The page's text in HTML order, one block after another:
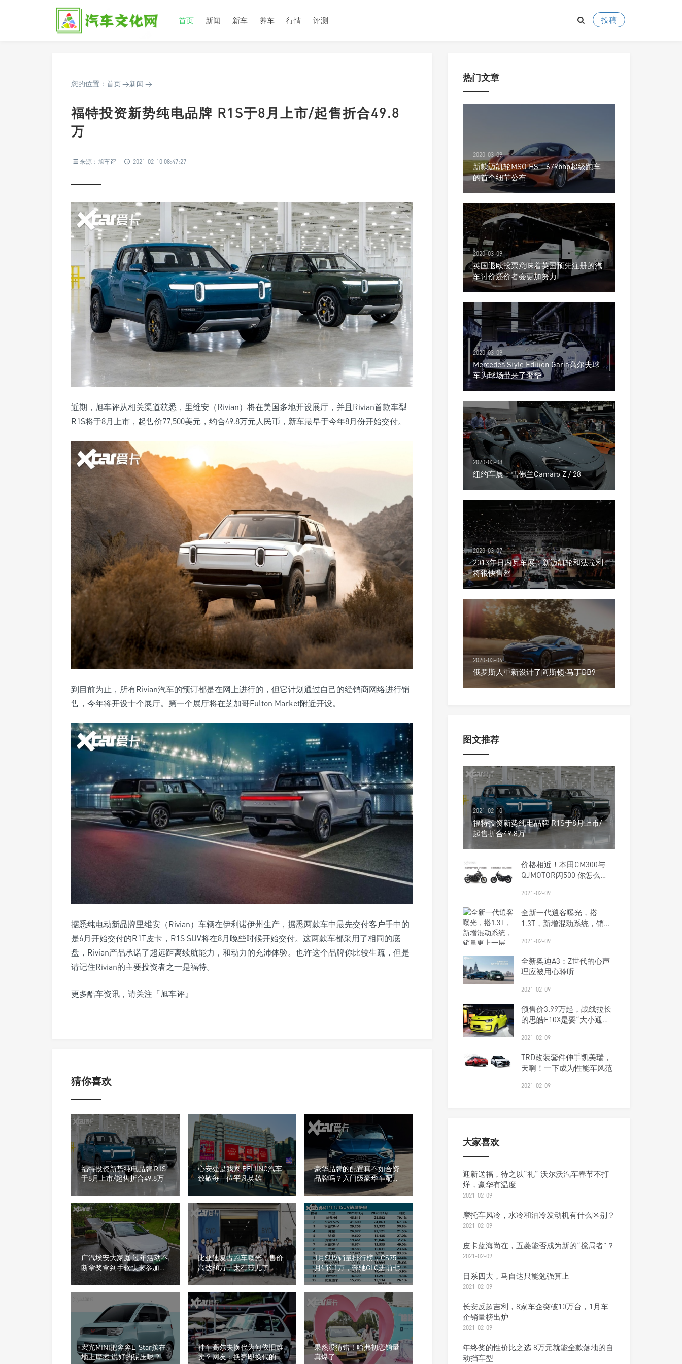
首页 新闻 新车 养车 行情 评测 投稿
您的位置： 首页>新闻 >
福特投资新势纯电品牌 R1S于8月上市/起售折合49.8
万
来源：旭车评 2021-02-10 08:47:27
近期，旭车评从相关渠道获悉，里维安（Rivian）将在美国多地开设展厅，并且Rivian首款车型
R1S将于8月上市，起售价77,500美元，约合49.8万元人民币，新车最早于今年8月份开始交付。
到目前为止，所有Rivian汽车的预订都是在网上进行的，但它计划通过自己的经销商网络进行销
售，今年将开设十个展厅。第一个展厅将在芝加哥Fulton Market附近开设。
据悉纯电动新品牌里维安（Rivian）车辆在伊利诺伊州生产，据悉两款车中最先交付客户手中的
是6月开始交付的R1T皮卡，R1S SUV将在8月晚些时候开始交付。这两款车都采用了相同的底
盘，Rivian产品承诺了超远距离续航能力，和动力的充沛体验。也许这个品牌你比较生疏，但是
请记住Rivian的主要投资者之一是福特。
更多酷车资讯，请关注『旭车评』
猜你喜欢
福特投资新势纯电品牌 R1S
于8月上市/起售折合49.8万
心安处是我家 BEIJING汽车
致敬每一位平凡英雄
豪华品牌的配置真不如合资
品牌吗？入门级豪华车配置
全面分析
广汽埃安大家庭 过年活动不
断拿奖拿到手软快来参加
吧！
比亚迪复古跑车曝光，售价
高达60万，太有范儿了
1月SUV销量排行榜，CS75
月销4.1万，奔驰GLC进前七
宏光MINI把奔奔E-Star按在
地上摩擦 说好的碾压呢？
神车高尔夫换代为何依旧难
卖？网友：换壳即换代的时
果然没猜错！哈弗初恋销量
真爆了
热门文章
2020-03-09
新款迈凯轮MSO HS：679bhp超级跑车
的首个细节公布
2020-03-09
英国退欧投票意味着英国预先注册的汽
车讨价还价者会更加努力
2020-03-09
Mercedes Style Edition Garia高尔夫球
车为球场带来了奢华
2020-03-08
纽约车展：雪佛兰Camaro Z / 28
2020-03-07
2013年日内瓦车展：新迈凯轮和法拉利
将很快售罄
2020-03-06
俄罗斯人重新设计了阿斯顿·马丁DB9
图文推荐
2021-02-10
福特投资新势纯电品牌 R1S于8月上市/
起售折合49.8万
价格相近！本田CM300与
QJMOTOR闪500 你怎么
2021-02-09
全新一代逍客曝光，搭
1.3T，新增混动系统，销量
2021-02-09
全新奥迪A3：Z世代的心声
理应被用心聆听
2021-02-09
预售价3.99万起，战线拉长
的思皓E10X是要“大小通
2021-02-09
TRD改装套件伸手凯美瑞，
天啊！一下成为性能车风范
2021-02-09
大家喜欢
迎新送福，待之以“礼” 沃尔沃汽车春节不打
烊，豪华有温度
2021-02-09
摩托车风冷，水冷和油冷发动机有什么区别？
2021-02-09
皮卡蓝海尚在，五菱能否成为新的“搅局者”？
2021-02-09
日系四大，马自达只能勉强算上
2021-02-09
长安反超吉利，8家车企突破10万台，1月车
企销量榜出炉
2021-02-09
年终奖的性价比之选 8万元就能全款落地的自
动挡车型